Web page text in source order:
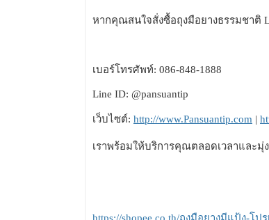
หากคุณสนใจสั่งซื้อถุงมือยางธรรมชาติ
เบอร์โทรศัพท์: 086-848-1888
Line ID: @pansuantip
เว็บไซต์: http://www.Pansuantip.com |
เราพร้อมให้บริการคุณตลอดเวลาและ